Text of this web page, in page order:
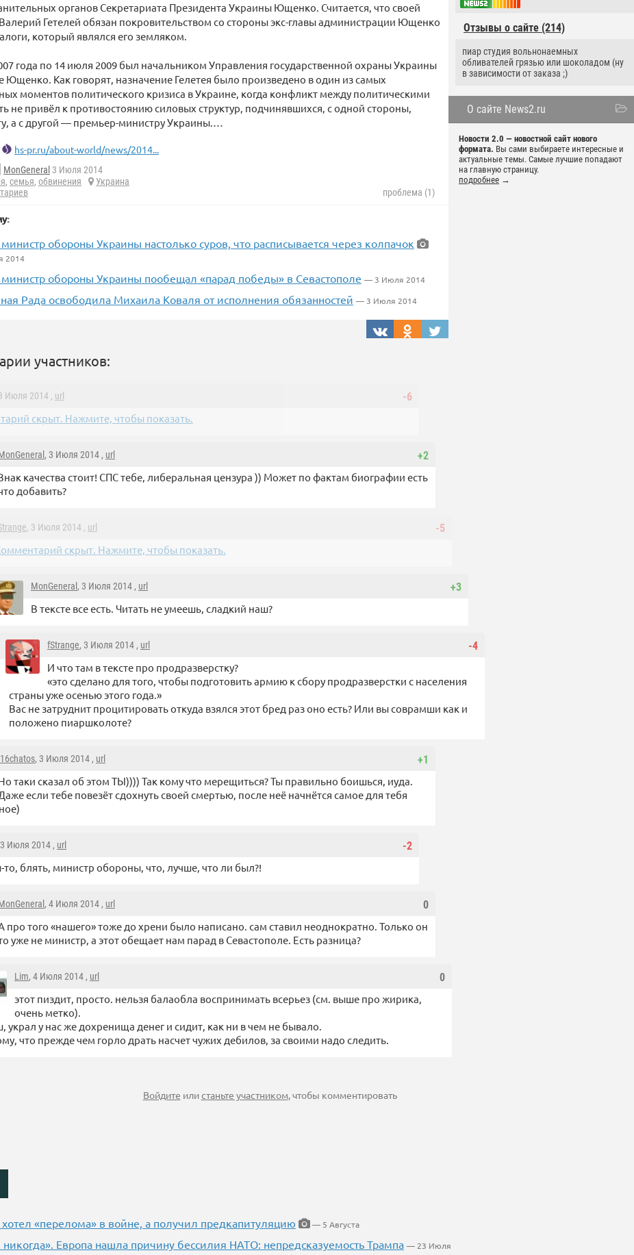
Отзывы о сайте (214)
пиар студия вольнонаемных
обливателей грязью или шоколадом (ну
в зависимости от заказа ;)
О сайте News2.ru
Новости 2.0 — новостной сайт нового
формата. Вы сами выбираете интересные и
актуальные темы. Самые лучшие попадают
на главную страницу.
подробнее →
органов Секретариата Президента Украины Ющенко. Считается, что своей
Гетелей обязан покровительством со стороны экс-главы администрации Ющенко
который являлся его земляком.
года по 14 июля 2009 был начальником Управления государственной охраны Украины
Ющенко. Как говорят, назначение Гелетея было произведено в один из самых
моментов политического кризиса в Украине, когда конфликт между политическими
не привёл к противостоянию силовых структур, подчинявшихся, с одной стороны,
а с другой — премьер-министру Украины.…
hs-pr.ru/about-world/news/2014...
MonGeneral 3 Июля 2014
, семья, обвинения
Украина
проблема (1)
обороны Украины настолько суров, что расписывается через колпачок
2014
обороны Украины пообещал «парад победы» в Севастополе — 3 Июля 2014
Рада освободила Михаила Коваля от исполнения обязанностей — 3 Июля 2014
участников:
-6
Июля 2014 , url
скрыт. Нажмите, чтобы показать.
+2
, 3 Июля 2014 , url
качества стоит! СПС тебе, либеральная цензура )) Может по фактам биографии есть
добавить?
-5
, 3 Июля 2014 , url
скрыт. Нажмите, чтобы показать.
+3
MonGeneral , 3 Июля 2014 , url
В тексте все есть. Читать не умеешь, сладкий наш?
-4
fStrange, 3 Июля 2014 , url
И что там в тексте про продразверстку?
«это сделано для того, чтобы подготовить армию к сбору продразверстки с населения
страны уже осенью этого года.»
Вас не затруднит процитировать откуда взялся этот бред раз оно есть? Или вы соврамши как и
положено пиаршколоте?
+1
, 3 Июля 2014 , url
таки сказал об этом ТЫ)))) Так кому что мерещиться? Ты правильно боишься, иуда.
если тебе повезёт сдохнуть своей смертью, после неё начнётся самое для тебя
-2
Июля 2014 , url
то, блять, министр обороны, что, лучше, что ли был?!
0
, 4 Июля 2014 , url
про того «нашего» тоже до хрени было написано. сам ставил неоднократно. Только он
уже не министр, а этот обещает нам парад в Севастополе. Есть разница?
0
Lim, 4 Июля 2014 , url
этот пиздит, просто. нельзя балаобла воспринимать всерьез (см. выше про жирика,
очень метко).
украл у нас же дохренища денег и сидит, как ни в чем не бывало.
что прежде чем горло драть насчет чужих дебилов, за своими надо следить.
Войдите илистаньте участником, чтобы комментировать
«перелома» в войне, а получил предкапитуляцию
— 5 Августа
никогда». Европа нашла причину бессилия НАТО: непредсказуемость Трампа — 23 Июля